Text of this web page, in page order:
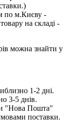
по м.Києву -
на складі -
можна знайти у
1-2 дні.
3-5 днів.
"Нова Пошта"
поставки.